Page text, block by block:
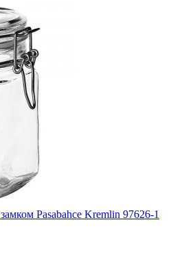
Pasabahce Kremlin 97626-1